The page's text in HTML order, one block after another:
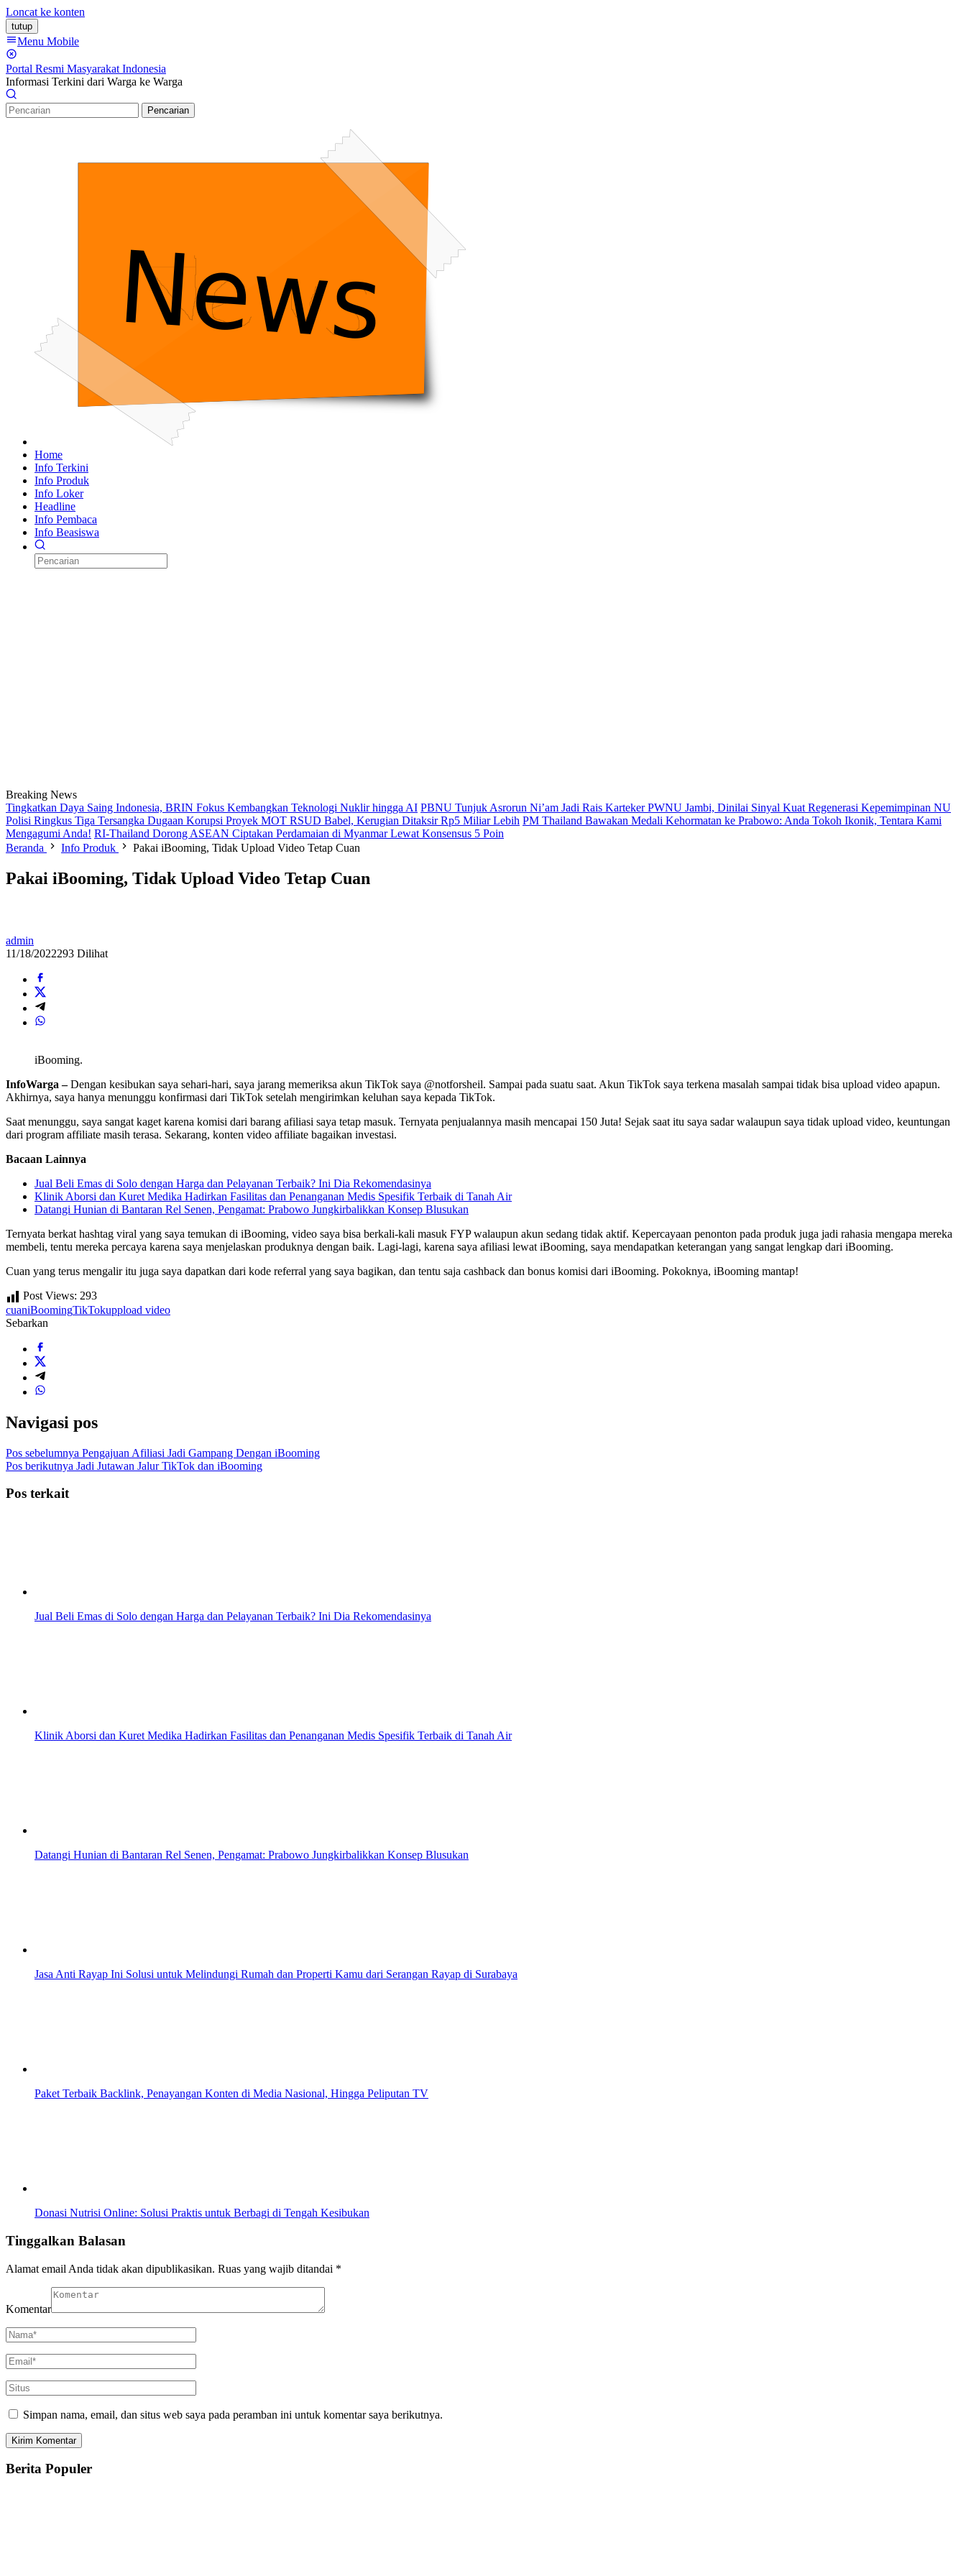
Loncat ke konten
tutup
Menu Mobile
Portal Resmi Masyarakat Indonesia
Informasi Terkini dari Warga ke Warga
Pencarian
Home
Info Terkini
Info Produk
Info Loker
Headline
Info Pembaca
Info Beasiswa
Breaking News
Tingkatkan Daya Saing Indonesia, BRIN Fokus Kembangkan Teknologi Nuklir hingga AI PBNU Tunjuk Asrorun Ni’am Jadi Rais Karteker PWNU Jambi, Dinilai Sinyal Kuat Regenerasi Kepemimpinan NU
Polisi Ringkus Tiga Tersangka Dugaan Korupsi Proyek MOT RSUD Babel, Kerugian Ditaksir Rp5 Miliar Lebih PM Thailand Bawakan Medali Kehormatan ke Prabowo: Anda Tokoh Ikonik, Tentara Kami
Mengagumi Anda! RI-Thailand Dorong ASEAN Ciptakan Perdamaian di Myanmar Lewat Konsensus 5 Poin
Beranda
Info Produk Pakai iBooming, Tidak Upload Video Tetap Cuan
Pakai iBooming, Tidak Upload Video Tetap Cuan
admin
11/18/2022293 Dilihat
iBooming.
InfoWarga –Dengan kesibukan saya sehari-hari, saya jarang memeriksa akun TikTok saya @notforsheil. Sampai pada suatu saat. Akun TikTok saya terkena masalah sampai tidak bisa upload video apapun.
Akhirnya, saya hanya menunggu konfirmasi dari TikTok setelah mengirimkan keluhan saya kepada TikTok.
Saat menunggu, saya sangat kaget karena komisi dari barang afiliasi saya tetap masuk. Ternyata penjualannya masih mencapai 150 Juta! Sejak saat itu saya sadar walaupun saya tidak upload video, keuntungan
dari program affiliate masih terasa. Sekarang, konten video affiliate bagaikan investasi.
Bacaan Lainnya
Jual Beli Emas di Solo dengan Harga dan Pelayanan Terbaik? Ini Dia Rekomendasinya
Klinik Aborsi dan Kuret Medika Hadirkan Fasilitas dan Penanganan Medis Spesifik Terbaik di Tanah Air
Datangi Hunian di Bantaran Rel Senen, Pengamat: Prabowo Jungkirbalikkan Konsep Blusukan
Ternyata berkat hashtag viral yang saya temukan di iBooming, video saya bisa berkali-kali masuk FYP walaupun akun sedang tidak aktif. Kepercayaan penonton pada produk juga jadi rahasia mengapa mereka
membeli, tentu mereka percaya karena saya menjelaskan produknya dengan baik. Lagi-lagi, karena saya afiliasi lewat iBooming, saya mendapatkan keterangan yang sangat lengkap dari iBooming.
Cuan yang terus mengalir itu juga saya dapatkan dari kode referral yang saya bagikan, dan tentu saja cashback dan bonus komisi dari iBooming. Pokoknya, iBooming mantap!
Post Views: 293
cuaniBoomingTikTokuppload video
Sebarkan
Navigasi pos
Pos sebelumnya Pengajuan Afiliasi Jadi Gampang Dengan iBooming
Pos berikutnya Jadi Jutawan Jalur TikTok dan iBooming
Pos terkait
Jual Beli Emas di Solo dengan Harga dan Pelayanan Terbaik? Ini Dia Rekomendasinya
Klinik Aborsi dan Kuret Medika Hadirkan Fasilitas dan Penanganan Medis Spesifik Terbaik di Tanah Air
Datangi Hunian di Bantaran Rel Senen, Pengamat: Prabowo Jungkirbalikkan Konsep Blusukan
Jasa Anti Rayap Ini Solusi untuk Melindungi Rumah dan Properti Kamu dari Serangan Rayap di Surabaya
Paket Terbaik Backlink, Penayangan Konten di Media Nasional, Hingga Peliputan TV
Donasi Nutrisi Online: Solusi Praktis untuk Berbagi di Tengah Kesibukan
Tinggalkan Balasan
Alamat email Anda tidak akan dipublikasikan. Ruas yang wajib ditandai *
Komentar
Simpan nama, email, dan situs web saya pada peramban ini untuk komentar saya berikutnya.
Berita Populer